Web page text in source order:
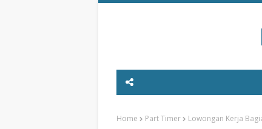
Home Part Timer Lowongan Kerja